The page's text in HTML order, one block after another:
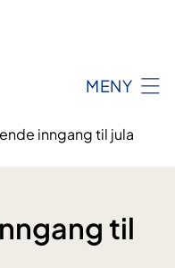
MENY
inngang til jula
til